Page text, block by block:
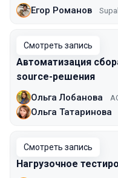
Егор Романов
Смотреть запись
Автоматизация
source-решения
Ольга Лобанова
Ольга Татаринова
Смотреть запись
Нагрузочное